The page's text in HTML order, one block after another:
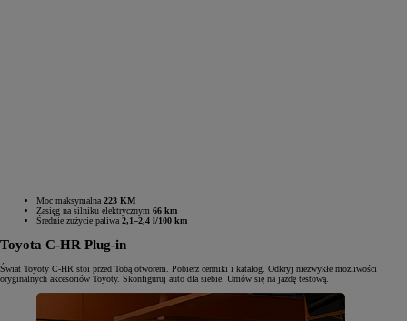
Moc maksymalna 223 KM
Zasięg na silniku elektrycznym 66 km
Średnie zużycie paliwa 2,1–2,4 l/100 km
Toyota C-HR Plug-in
Świat Toyoty C-HR stoi przed Tobą otworem. Pobierz cenniki i katalog. Odkryj niezwykłe możliwości
oryginalnych akcesoriów Toyoty. Skonfiguruj auto dla siebie. Umów się na jazdę testową.